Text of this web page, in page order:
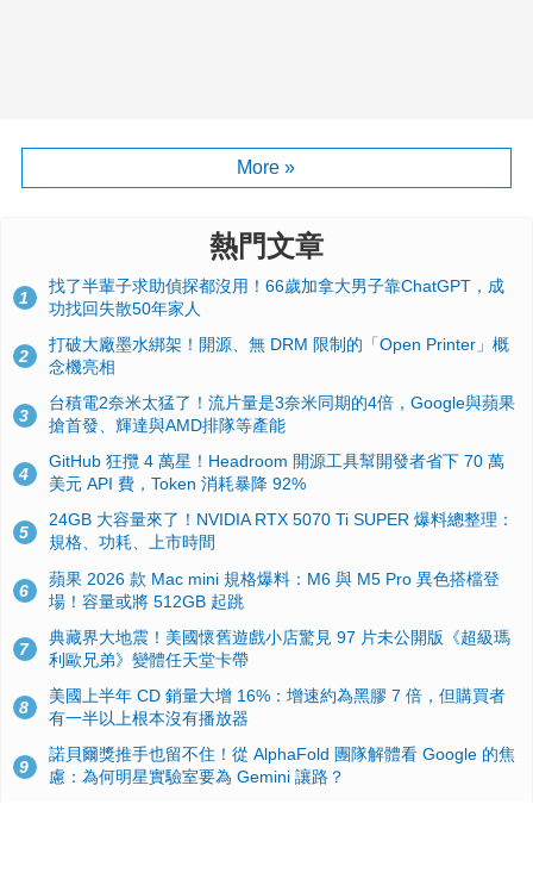
More »
熱門文章
1
找了半輩子求助偵探都沒用！66歲加拿大男子靠ChatGPT，成
功找回失散50年家人
2
打破大廠墨水綁架！開源、無 DRM 限制的「Open Printer」概
念機亮相
3
台積電2奈米太猛了！流片量是3奈米同期的4倍，Google與蘋果
搶首發、輝達與AMD排隊等產能
4
GitHub 狂攬 4 萬星！Headroom 開源工具幫開發者省下 70 萬
美元 API 費，Token 消耗暴降 92%
5
24GB 大容量來了！NVIDIA RTX 5070 Ti SUPER 爆料總整理：
規格、功耗、上市時間
6
蘋果 2026 款 Mac mini 規格爆料：M6 與 M5 Pro 異色搭檔登
場！容量或將 512GB 起跳
7
典藏界大地震！美國懷舊遊戲小店驚見 97 片未公開版《超級瑪
利歐兄弟》變體任天堂卡帶
8
美國上半年 CD 銷量大增 16%：增速約為黑膠 7 倍，但購買者
有一半以上根本沒有播放器
9
諾貝爾獎推手也留不住！從 AlphaFold 團隊解體看 Google 的焦
慮：為何明星實驗室要為 Gemini 讓路？